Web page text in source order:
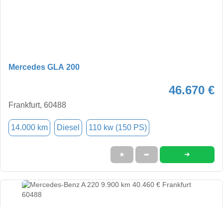
Mercedes GLA 200
46.670 €
Frankfurt, 60488
14.000 km Diesel 110 kw (150 PS)
★ ➦ ➜